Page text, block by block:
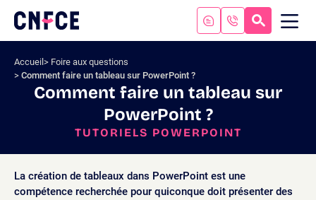
contenu
Logo
site
Accueil
Foire aux questions
Comment faire un tableau sur PowerPoint ?
Comment faire un tableau sur
PowerPoint ?
TUTORIELS POWERPOINT
La création de tableaux dans PowerPoint est une
compétence recherchée pour quiconque doit présenter des